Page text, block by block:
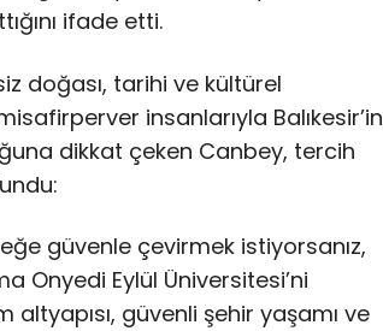
ifade etti.
doğası, tarihi ve kültürel
insanlarıyla Balıkesir’in
dikkat çeken Canbey, tercih
güvenle çevirmek istiyorsanız,
Onyedi Eylül Üniversitesi’ni
güvenli şehir yaşamı ve